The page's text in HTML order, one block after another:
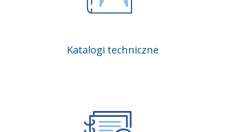
Katalogi techniczne